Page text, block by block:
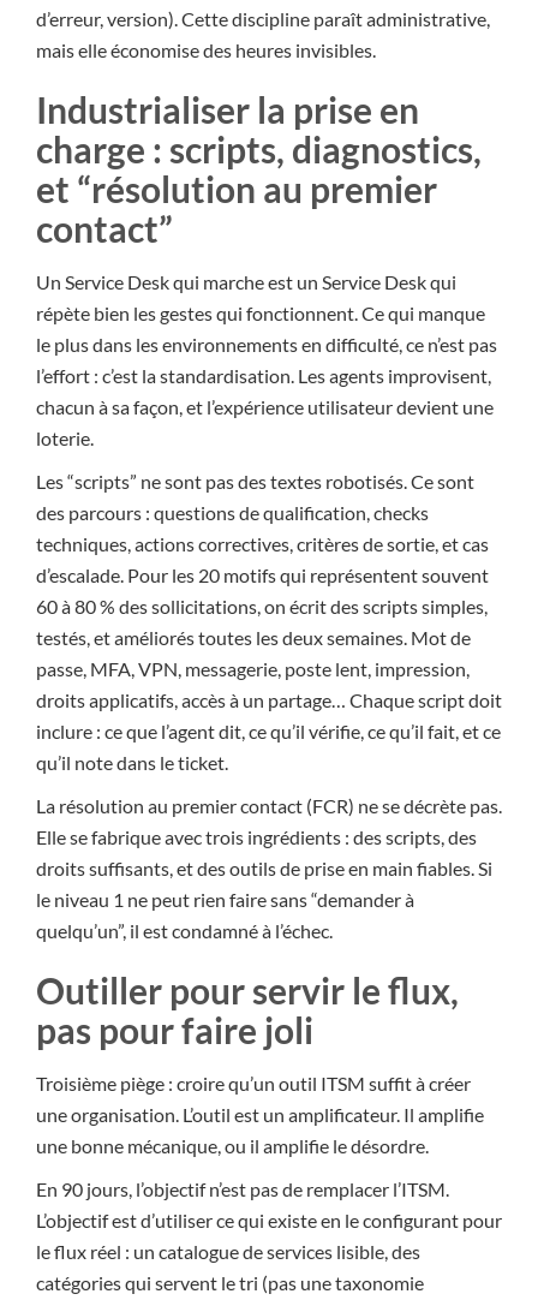
d’erreur, version). Cette discipline paraît administrative,
mais elle économise des heures invisibles.
Industrialiser la prise en
charge : scripts, diagnostics,
et “résolution au premier
contact”
Un Service Desk qui marche est un Service Desk qui
répète bien les gestes qui fonctionnent. Ce qui manque
le plus dans les environnements en difficulté, ce n’est pas
l’effort : c’est la standardisation. Les agents improvisent,
chacun à sa façon, et l’expérience utilisateur devient une
loterie.
Les “scripts” ne sont pas des textes robotisés. Ce sont
des parcours : questions de qualification, checks
techniques, actions correctives, critères de sortie, et cas
d’escalade. Pour les 20 motifs qui représentent souvent
60 à 80 % des sollicitations, on écrit des scripts simples,
testés, et améliorés toutes les deux semaines. Mot de
passe, MFA, VPN, messagerie, poste lent, impression,
droits applicatifs, accès à un partage… Chaque script doit
inclure : ce que l’agent dit, ce qu’il vérifie, ce qu’il fait, et ce
qu’il note dans le ticket.
La résolution au premier contact (FCR) ne se décrète pas.
Elle se fabrique avec trois ingrédients : des scripts, des
droits suffisants, et des outils de prise en main fiables. Si
le niveau 1 ne peut rien faire sans “demander à
quelqu’un”, il est condamné à l’échec.
Outiller pour servir le flux,
pas pour faire joli
Troisième piège : croire qu’un outil ITSM suffit à créer
une organisation. L’outil est un amplificateur. Il amplifie
une bonne mécanique, ou il amplifie le désordre.
En 90 jours, l’objectif n’est pas de remplacer l’ITSM.
L’objectif est d’utiliser ce qui existe en le configurant pour
le flux réel : un catalogue de services lisible, des
catégories qui servent le tri (pas une taxonomie